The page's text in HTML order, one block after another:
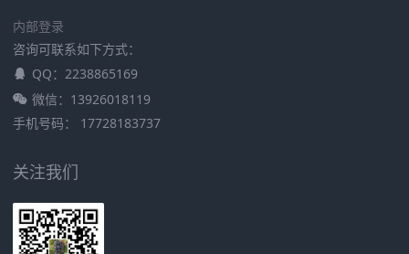
内部登录
咨询可联系如下方式：
QQ：2238865169
微信：13926018119
手机号码： 17728183737
关注我们